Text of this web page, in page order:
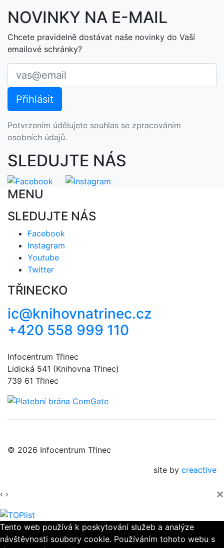
NOVINKY NA E-MAIL
Chcete pravidelně dostávat naše novinky do Vaší
emailové schránky?
Potvrzením údělujete souhlas se zpracováním
osobních údajů.
SLEDUJTE NÁS
MENU
SLEDUJTE NÁS
Facebook
Instagram
Youtube
Twitter
TŘINECKO
ic@knihovnatrinec.cz
+420 558 999 110
Infocentrum Třinec
Lidická 541 (Knihovna Třinec)
739 61 Třinec
© 2026 Infocentrum Třinec
site by creactive
‹ › ×
Tento web používá k poskytování služeb a analýze
návštěvnosti soubory cookie. Používáním tohoto webu s